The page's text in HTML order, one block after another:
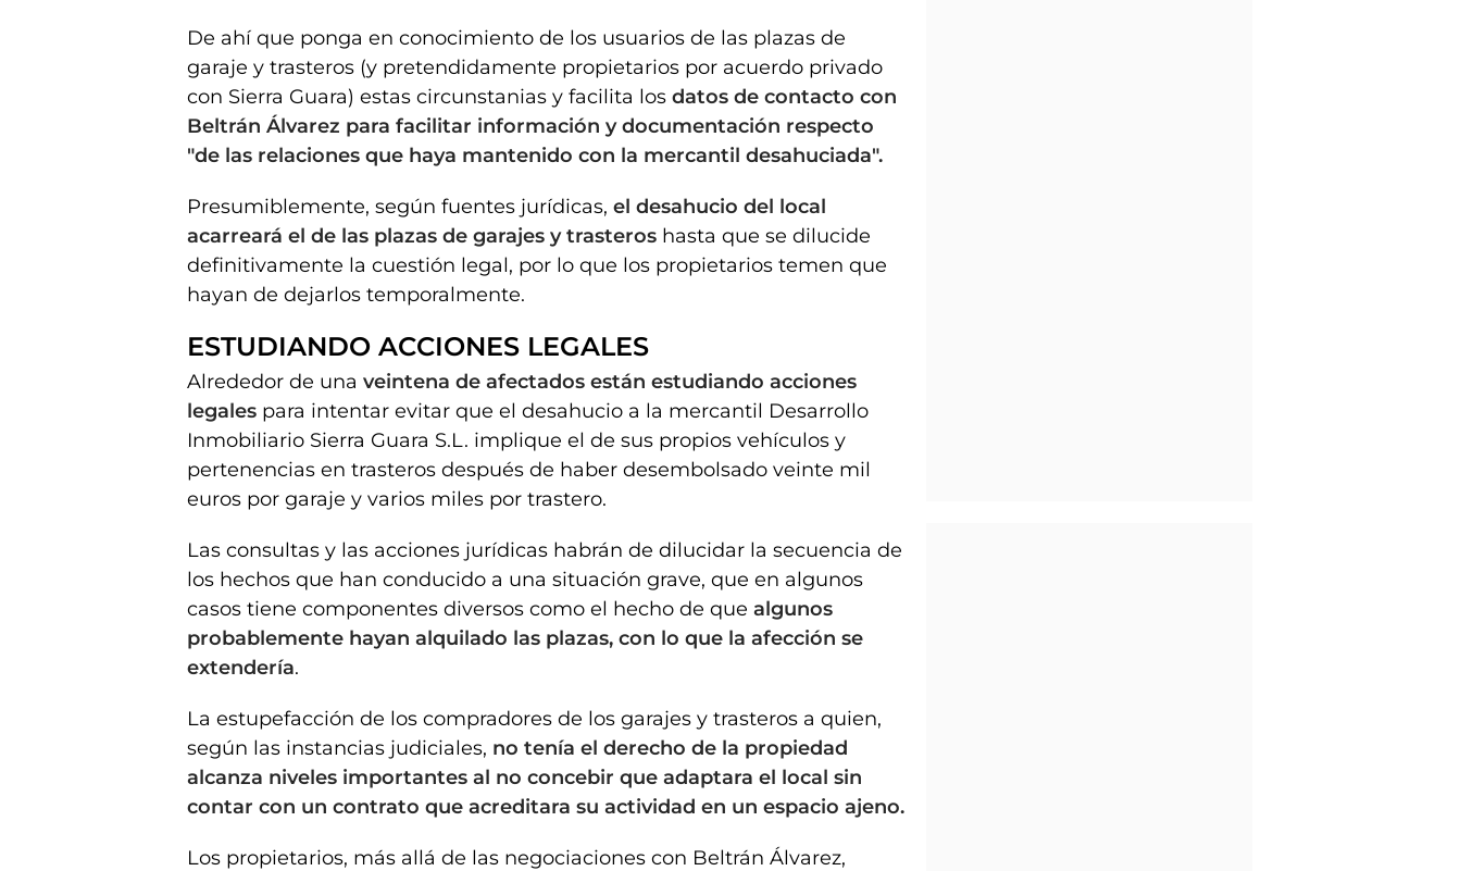
De ahí que ponga en conocimiento de los usuarios de las plazas de
garaje y trasteros (y pretendidamente propietarios por acuerdo privado
con Sierra Guara) estas circunstanias y facilita los datos de contacto con
Beltrán Álvarez para facilitar información y documentación respecto
"de las relaciones que haya mantenido con la mercantil desahuciada".
Presumiblemente, según fuentes jurídicas, el desahucio del local
acarreará el de las plazas de garajes y trasteros hasta que se dilucide
definitivamente la cuestión legal, por lo que los propietarios temen que
hayan de dejarlos temporalmente.
ESTUDIANDO ACCIONES LEGALES
Alrededor de una veintena de afectados están estudiando acciones
legales para intentar evitar que el desahucio a la mercantil Desarrollo
Inmobiliario Sierra Guara S.L. implique el de sus propios vehículos y
pertenencias en trasteros después de haber desembolsado veinte mil
euros por garaje y varios miles por trastero.
Las consultas y las acciones jurídicas habrán de dilucidar la secuencia de
los hechos que han conducido a una situación grave, que en algunos
casos tiene componentes diversos como el hecho de que algunos
probablemente hayan alquilado las plazas, con lo que la afección se
extendería.
La estupefacción de los compradores de los garajes y trasteros a quien,
según las instancias judiciales, no tenía el derecho de la propiedad
alcanza niveles importantes al no concebir que adaptara el local sin
contar con un contrato que acreditara su actividad en un espacio ajeno.
Los propietarios, más allá de las negociaciones con Beltrán Álvarez,